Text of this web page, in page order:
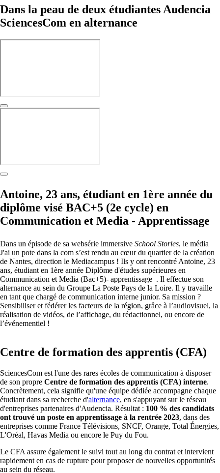
Dans la peau de deux étudiantes Audencia
SciencesCom en alternance
Antoine, 23 ans, étudiant en 1ère année du
diplôme visé BAC+5 (2e cycle) en
Communication et Media - Apprentissage
Dans un épisode de sa websérie immersive School Stories, le média
J'ai un pote dans la com s’est rendu au cœur du quartier de la création
de Nantes, direction le Mediacampus ! Ils y ont rencontré Antoine, 23
ans, étudiant en 1ère année Diplôme d'études supérieures en
Communication et Media (Bac+5)- apprentissage . Il effectue son
alternance au sein du Groupe La Poste Pays de la Loire. Il y travaille
en tant que chargé de communication interne junior. Sa mission ?
Sensibiliser et fédérer les facteurs de la région, grâce à l’audiovisuel, la
réalisation de vidéos, de l’affichage, du rédactionnel, ou encore de
l’événementiel !
Centre de formation des apprentis (CFA)
SciencesCom est l'une des rares écoles de communication à disposer
de son propre Centre de formation des apprentis (CFA) interne.
Concrètement, cela signifie qu'une équipe dédiée accompagne chaque
étudiant dans sa recherche d'alternance, en s'appuyant sur le réseau
d'entreprises partenaires d'Audencia. Résultat : 100 % des candidats
ont trouvé un poste en apprentissage à la rentrée 2023, dans des
entreprises comme France Télévisions, SNCF, Orange, Total Énergies,
L'Oréal, Havas Media ou encore le Puy du Fou.
Le CFA assure également le suivi tout au long du contrat et intervient
rapidement en cas de rupture pour proposer de nouvelles opportunités
au sein du réseau.